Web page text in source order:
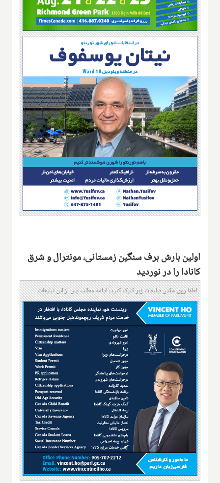
اولین بارش برف سنگین زمستانی، مونترال و شرق
کانادا را در نوردید
لطفا روی عکس تبلیغات زیر کلیک کنید؛ ادامه مطلب پس از این تبلیغات